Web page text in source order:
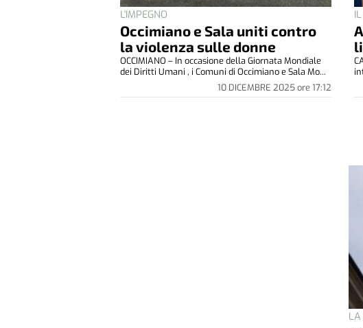
L'IMPEGNO
Occimiano e Sala uniti contro
la violenza sulle donne
10 DICEMBRE 2025ore 17:12
OCCIMIANO – In occasione della Giornata Mondiale
dei Diritti Umani , i Comuni di Occimiano e Sala Mo...
LA